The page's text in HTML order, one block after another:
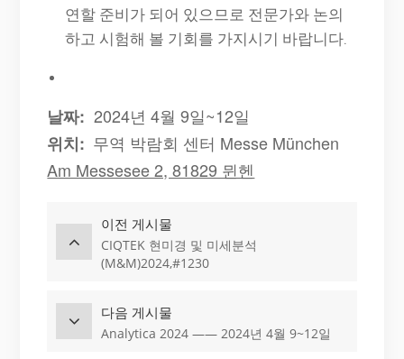
연할 준비가 되어 있으므로 전문가와 논의
하고 시험해 볼 기회를 가지시기 바랍니다.
날짜: 2024년 4월 9일~12일
위치: 무역 박람회 센터 Messe München
Am Messesee 2, 81829 뮌헨
이전 게시물
CIQTEK 현미경 및 미세분석
(M&M)2024,#1230
다음 게시물
Analytica 2024 —— 2024년 4월 9~12일